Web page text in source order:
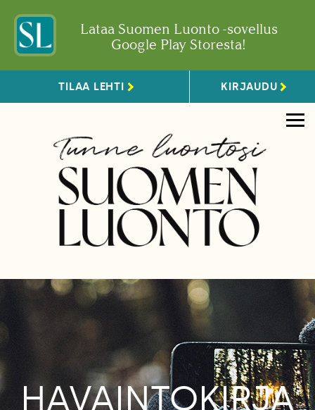
Lataa Suomen Luonto -sovellus
Google Play Storesta!
TILAA LEHTI KIRJAUDU
HAVAINTOKIRJA